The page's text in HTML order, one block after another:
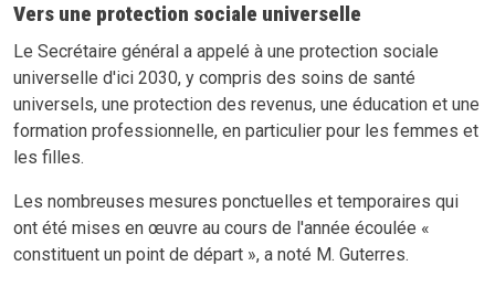
Vers une protection sociale universelle
Le Secrétaire général a appelé à une protection sociale
universelle d'ici 2030, y compris des soins de santé
universels, une protection des revenus, une éducation et une
formation professionnelle, en particulier pour les femmes et
les filles.
Les nombreuses mesures ponctuelles et temporaires qui
ont été mises en œuvre au cours de l'année écoulée «
constituent un point de départ », a noté M. Guterres.